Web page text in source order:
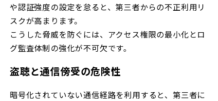
や認証強度の設定を怠ると、第三者からの不正利用リ
スクが高まります。
こうした脅威を防ぐには、アクセス権限の最小化とロ
グ監査体制の強化が不可欠です。
盗聴と通信傍受の危険性
暗号化されていない通信経路を利用すると、第三者に